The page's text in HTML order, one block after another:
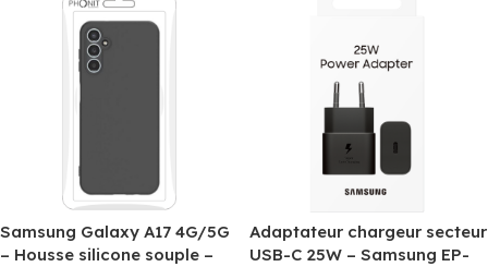
Samsung Galaxy A17 4G/5G
– Housse silicone souple –
Adaptateur chargeur secteur
USB-C 25W – Samsung EP-